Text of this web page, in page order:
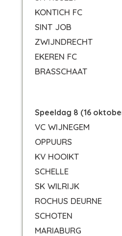
KONTICH FC
SINT JOB
ZWIJNDRECHT
EKEREN FC
BRASSCHAAT
Speeldag 8 (16
VC WIJNEGEM
OPPUURS
KV HOOIKT
SCHELLE
SK WILRIJK
ROCHUS DEURNE
SCHOTEN
MARIABURG